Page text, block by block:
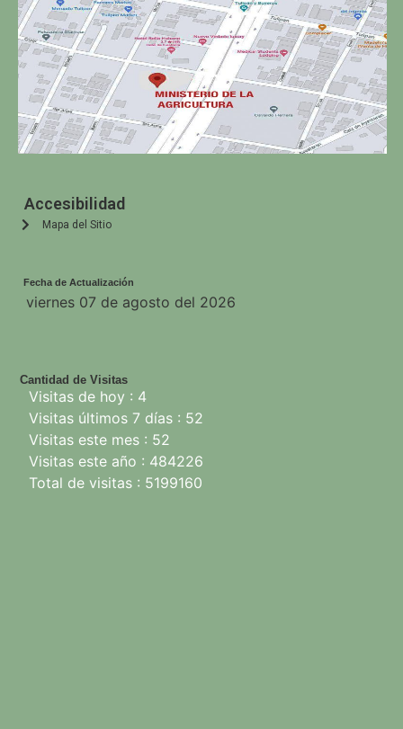
Accesibilidad
Mapa del Sitio
Fecha de Actualización
Cantidad de Visitas
Visitas de hoy : 4
Visitas últimos 7 días : 52
Visitas este mes : 52
Visitas este año : 484226
Total de visitas : 5199160
viernes 07 de agosto del 2026